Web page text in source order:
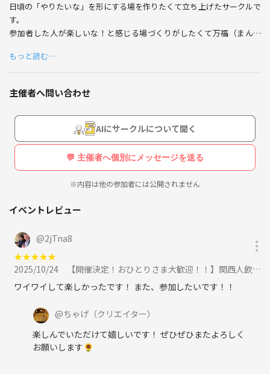
日頃の「やりたいな」を形にする場を作りたくて立ち上げたサークルで
す。
参加者した人が楽しいな！と感じる場づくりがしたくて万福（まんぷ
こんな方大歓迎です＾＾
✅なんかオモロそう
✅会社外の友達が欲しい
✅色んな年代・職業の人と話したい
✅お出かけするきっかけがほしい
🔴撮影について
写真撮影をする場合は必ず許可を取ります。SNS等に投稿する場合はぼ
参加者さん側で撮影をされる場合も許可を取る・SNS投稿時は個人が特
🔴迷惑行為について
宗教・マルチビジネスの勧誘・強引なナンパはつなげーとに報告の上、
今後のイベント参加が不可となります。該当者の情報（つなゲート名、
🔵サークルを立ち上げたきっかけ
意外と自分が参加したいドンピシャなイベントがない時がある。そした
もっと読む…
主催者へ問い合わせ
AIにサークルについて聞く
💬 主催者へ個別にメッセージを送る
※内容は他の参加者には公開されません
イベントレビュー
@2jTna8
★★★★★
2025/10/24
【開催決定！おひとりさま大歓迎！！】関西人飲み会＠新橋に参加
ワイワイして楽しかったです！ また、参加したいです！！
@ちゃげ （クリエイター）
楽しんでいただけて嬉しいです！ ぜひぜひまたよろしく
お願いします🌻